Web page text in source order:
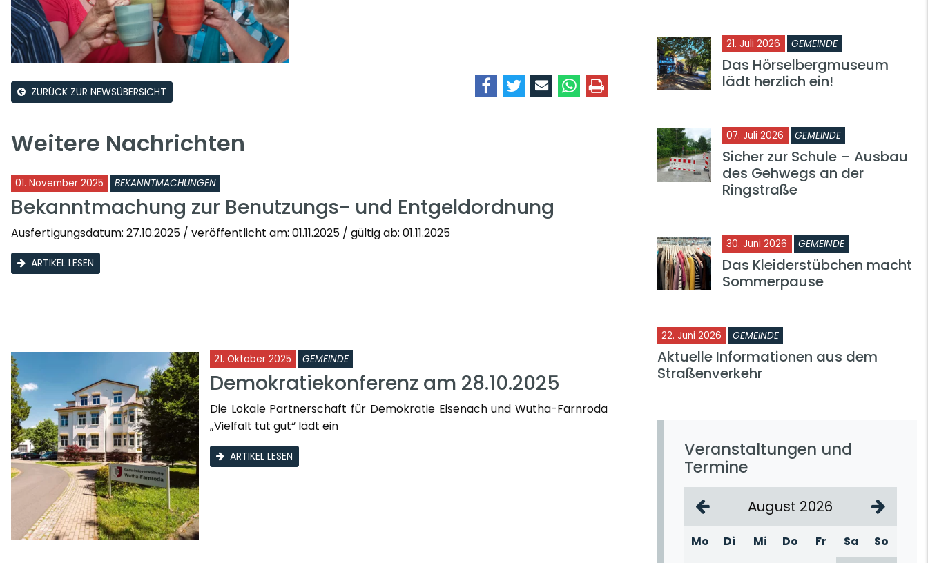
ZURÜCK ZUR NEWSÜBERSICHT
Weitere Nachrichten
01. November 2025 BEKANNTMACHUNGEN
Bekanntmachung zur Benutzungs- und Entgeldordnung
Ausfertigungsdatum: 27.10.2025 / veröffentlicht am: 01.11.2025 / gültig ab: 01.11.2025
ARTIKEL LESEN
21. Oktober 2025 GEMEINDE
Demokratiekonferenz am 28.10.2025
Die Lokale Partnerschaft für Demokratie Eisenach und Wutha-Farnroda
„Vielfalt tut gut“ lädt ein
ARTIKEL LESEN
21. Juli 2026 GEMEINDE
Das Hörselbergmuseum
lädt herzlich ein!
07. Juli 2026 GEMEINDE
Sicher zur Schule – Ausbau
des Gehwegs an der
Ringstraße
30. Juni 2026 GEMEINDE
Das Kleiderstübchen macht
Sommerpause
22. Juni 2026 GEMEINDE
Aktuelle Informationen aus dem
Straßenverkehr
Veranstaltungen und
Termine
August 2026
Mo Di Mi Do Fr Sa
So